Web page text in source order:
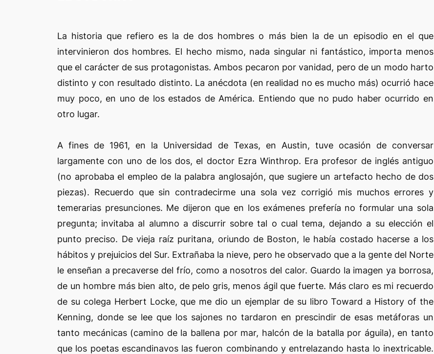
La historia que refiero es la de dos hombres o más bien la de un episodio en el que
intervinieron dos hombres. El hecho mismo, nada singular ni fantástico, importa menos
que el carácter de sus protagonistas. Ambos pecaron por vanidad, pero de un modo harto
distinto y con resultado distinto. La anécdota (en realidad no es mucho más) ocurrió hace
muy poco, en uno de los estados de América. Entiendo que no pudo haber ocurrido en
otro lugar.
A fines de 1961, en la Universidad de Texas, en Austin, tuve ocasión de conversar
largamente con uno de los dos, el doctor Ezra Winthrop. Era profesor de inglés antiguo
(no aprobaba el empleo de la palabra anglosajón, que sugiere un artefacto hecho de dos
piezas). Recuerdo que sin contradecirme una sola vez corrigió mis muchos errores y
temerarias presunciones. Me dijeron que en los exámenes prefería no formular una sola
pregunta; invitaba al alumno a discurrir sobre tal o cual tema, dejando a su elección el
punto preciso. De vieja raíz puritana, oriundo de Boston, le había costado hacerse a los
hábitos y prejuicios del Sur. Extrañaba la nieve, pero he observado que a la gente del Norte
le enseñan a precaverse del frío, como a nosotros del calor. Guardo la imagen ya borrosa,
de un hombre más bien alto, de pelo gris, menos ágil que fuerte. Más claro es mi recuerdo
de su colega Herbert Locke, que me dio un ejemplar de su libro Toward a History of the
Kenning, donde se lee que los sajones no tardaron en prescindir de esas metáforas un
tanto mecánicas (camino de la ballena por mar, halcón de la batalla por águila), en tanto
que los poetas escandinavos las fueron combinando y entrelazando hasta lo inextricable.